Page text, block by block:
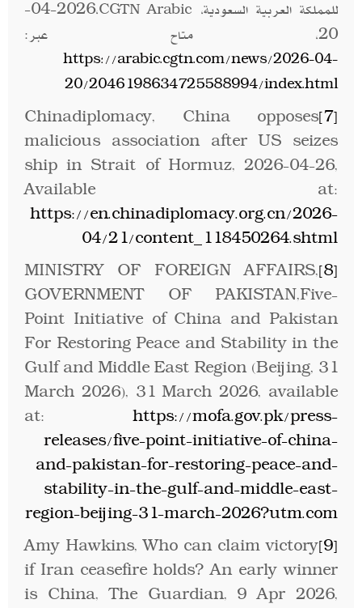
للمملكة العربية السعودية، CGTN Arabic
،2026-04-
20، متاح عبر:
https://arabic.cgtn.com/news/2026-04-
20/2046198634725588994/index.html
[7]
Chinadiplomacy, China opposes
malicious association after US seizes
ship in Strait of Hormuz, 2026-04-26,
Available at:
https://en.chinadiplomacy.org.cn/2026-
04/21/content_118450264.shtml
[8]
MINISTRY OF FOREIGN AFFAIRS,
GOVERNMENT OF PAKISTAN,Five-
Point Initiative of China and Pakistan
For Restoring Peace and Stability in the
Gulf and Middle East Region (Beijing, 31
March 2026), 31 March 2026, available
at: https://mofa.gov.pk/press-
releases/five-point-initiative-of-china-
and-pakistan-for-restoring-peace-and-
stability-in-the-gulf-and-middle-east-
region-beijing-31-march-2026?utm.com
[9]
Amy Hawkins, Who can claim victory
if Iran ceasefire holds? An early winner
is China, The Guardian, 9 Apr 2026,